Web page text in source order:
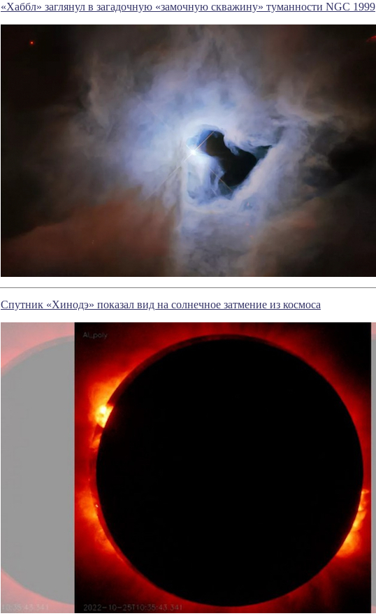
«Хаббл» заглянул в загадочную «замочную скважину» туманности NGC 1999
Спутник «Хинодэ» показал вид на солнечное затмение из космоса